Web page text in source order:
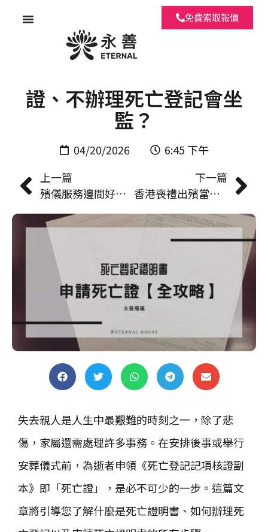
免費索取報價
證、不辦理死亡登記會坐
監？
04/20/2026
6:45 下午
上一篇
殯儀服務邊間好？選擇殯儀公司實用指南
下一篇
香港喪禮出殯當天流程指南
失去親人是人生中最艱難的時刻之一，除了悲
傷，家屬還需處理許多事務。在安排後事或舉行
安葬儀式前，為逝者申領《死亡登記記項核證副
本》即「死亡證」，是必不可少的一步。這篇文
章將引導您了解什麼是死亡證明書、如何辦理死